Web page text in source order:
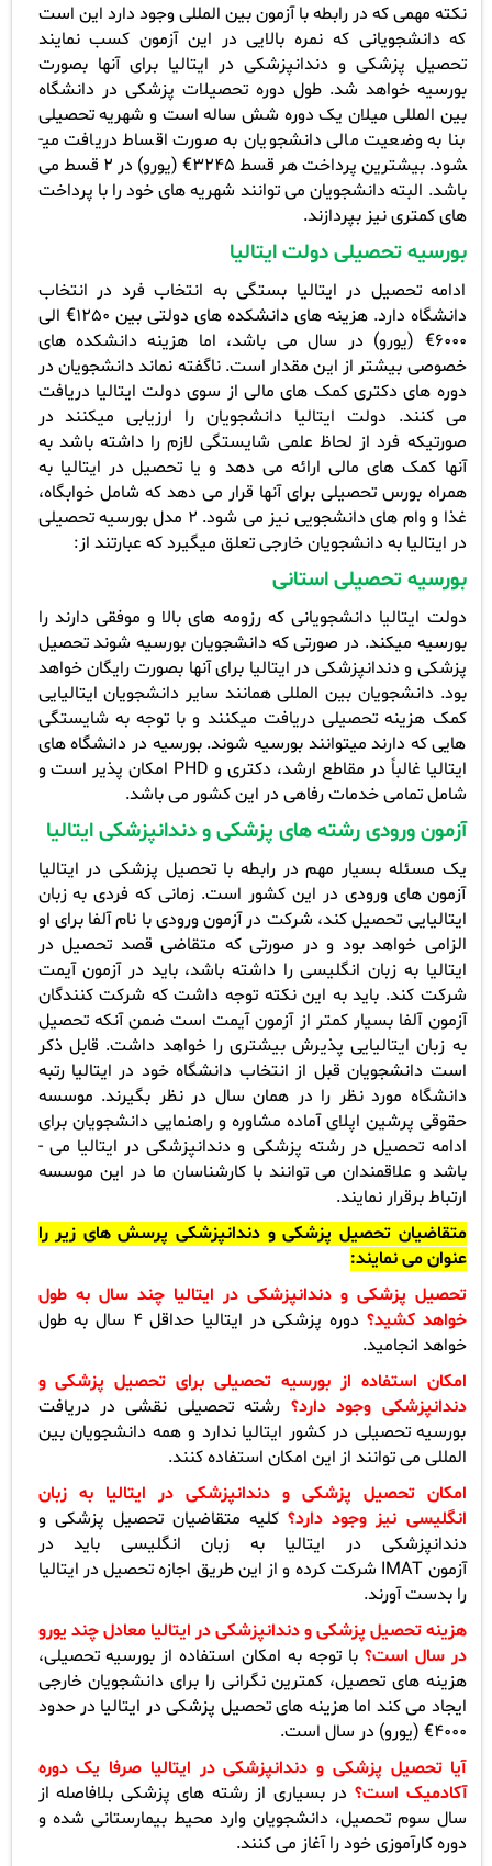
نکته مهمی که در رابطه با آزمون بین المللی وجود دارد این است
که دانشجویانی که نمره بالایی در این آزمون کسب نمایند
تحصیل پزشکی و دندانپزشکی در ایتالیا برای آنها بصورت
بورسیه خواهد شد. طول دوره تحصیلات پزشکی در دانشگاه
بین المللی میلان یک دوره شش ساله است و شهریه تحصیلی
بنا به وضعیت مالی دانشجویان به صورت اقساط دریافت می­
شود. بیشترین پرداخت هر قسط 3245€ (یورو) در 2 قسط می
­باشد. البته دانشجویان می­ توانند شهریه های خود را با پرداخت
های کمتری نیز بپردازند.
بورسیه تحصیلی دولت ایتالیا
ادامه تحصیل در ایتالیا بستگی به انتخاب فرد در انتخاب
دانشگاه دارد. هزینه های دانشکده های دولتی بین 1250€ الی
6000€ (یورو) در سال می ­باشد، اما هزینه دانشکده های
خصوصی بیشتر از این مقدار است. ناگفته نماند دانشجویان در
دوره های دکتری کمک های مالی از سوی دولت ایتالیا دریافت
می­ کنند. دولت ایتالیا دانشجویان را ارزیابی می­کنند در
صورتیکه فرد از لحاظ علمی شایستگی لازم را داشته باشد به
آنها کمک های مالی ارائه می دهد و یا تحصیل در ایتالیا به
همراه بورس تحصیلی برای آنها قرار می ­دهد که شامل خوابگاه،
غذا و وام های دانشجویی نیز می­ شود. 2 مدل بورسیه تحصیلی
در ایتالیا به دانشجویان خارجی تعلق میگیرد که عبارتند از:
بورسیه تحصیلی استانی
دولت ایتالیا دانشجویانی که رزومه های بالا و موفقی دارند را
بورسیه می­کند. در صورتی که دانشجویان بورسیه شوند تحصیل
پزشکی و دندانپزشکی در ایتالیا برای آنها بصورت رایگان خواهد
بود. دانشجویان بین المللی همانند سایر دانشجویان ایتالیایی
کمک هزینه تحصیلی دریافت می­کنند و با توجه به شایستگی
هایی که دارند می­توانند بورسیه شوند. بورسیه در دانشگاه های
ایتالیا غالباً در مقاطع ارشد، دکتری و PHD امکان پذیر است و
شامل تمامی خدمات رفاهی در این کشور می­ باشد.
آزمون ورودی رشته های پزشکی و دندانپزشکی ایتالیا
یک مسئله بسیار مهم در رابطه با تحصیل پزشکی در ایتالیا
آزمون های ورودی در این کشور است. زمانی که فردی به زبان
ایتالیایی تحصیل کند، شرکت در آزمون ورودی با نام آلفا برای او
الزامی خواهد بود و در صورتی که متقاضی قصد تحصیل در
ایتالیا به زبان انگلیسی را داشته باشد، باید در آزمون آیمت
شرکت کند. باید به این نکته توجه داشت که شرکت کنندگان
آزمون آلفا بسیار کمتر از آزمون آیمت است ضمن آنکه تحصیل
به زبان ایتالیایی پذیرش بیشتری را خواهد داشت. قابل ذکر
است دانشجویان قبل از انتخاب دانشگاه خود در ایتالیا رتبه
دانشگاه مورد نظر را در همان سال در نظر بگیرند. موسسه
حقوقی پرشین اپلای آماده مشاوره و راهنمایی دانشجویان برای
ادامه تحصیل در رشته پزشکی و دندانپزشکی در ایتالیا می ­
باشد و علاقمندان می ­توانند با کارشناسان ما در این موسسه
ارتباط برقرار نمایند.
متقاضیان تحصیل پزشکی و دندانپزشکی پرسش های زیر را
عنوان می نمایند:
تحصیل پزشکی و دندانپزشکی در ایتالیا چند سال به طول
خواهد کشید؟
دوره پزشکی در ایتالیا حداقل 4 سال به طول
خواهد انجامید.
امکان استفاده از بورسیه تحصیلی برای تحصیل پزشکی و
دندانپزشکی وجود دارد؟ رشته تحصیلی نقشی در دریافت
بورسیه تحصیلی در کشور ایتالیا ندارد و همه دانشجویان بین
المللی می توانند از این امکان استفاده کنند.
امکان تحصیل پزشکی و دندانپزشکی در ایتالیا به زبان
انگلیسی نیز وجود دارد؟ کلیه متقاضیان تحصیل پزشکی و
دندانپزشکی در ایتالیا به زبان انگلیسی باید در
آزمون IMAT شرکت کرده و از این طریق اجازه تحصیل در ایتالیا
را بدست آورند.
هزینه تحصیل پزشکی و دندانپزشکی در ایتالیا معادل چند یورو
در سال است؟ با توجه به امکان استفاده از بورسیه تحصیلی،
هزینه های تحصیل، کمترین نگرانی را برای دانشجویان خارجی
ایجاد می کند اما هزینه های تحصیل پزشکی در ایتالیا در حدود
4000€ (یورو) در سال است
.
آیا تحصیل پزشکی و دندانپزشکی در ایتالیا صرفا یک دوره
آکادمیک است؟ در بسیاری از رشته های پزشکی بلافاصله از
سال سوم تحصیل، دانشجویان وارد محیط بیمارستانی شده و
دوره کارآموزی خود را آغاز می کنند.